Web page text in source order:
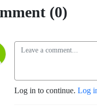
(0)
Log in to continue. Log